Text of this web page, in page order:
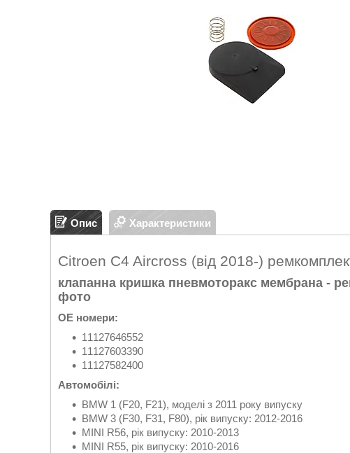
Опис Характеристики
Citroen C4 Aircross (від 2018-)
клапанна кришка пневмоторакс мембрана -
фото
OE номери:
11127646552
11127603390
11127582400
Автомобілі:
BMW 1 (F20, F21), моделі з 2011 року випуску
BMW 3 (F30, F31, F80), рік випуску: 2012-2016
MINI R56, рік випуску: 2010-2013
MINI R55, рік випуску: 2010-2016